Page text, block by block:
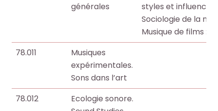
générales
styles et
Sociologie de la
Musique de films :
78.011
Musiques
expérimentales.
Sons dans l’art
78.012
Ecologie sonore.